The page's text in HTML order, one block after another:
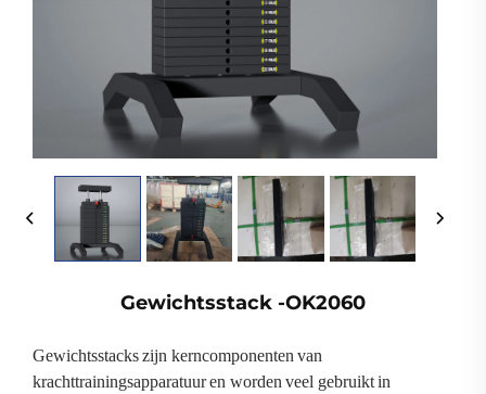
Gewichtsstack -OK2060
Gewichtsstacks zijn kerncomponenten van
krachttrainingsapparatuur en worden veel gebruikt in